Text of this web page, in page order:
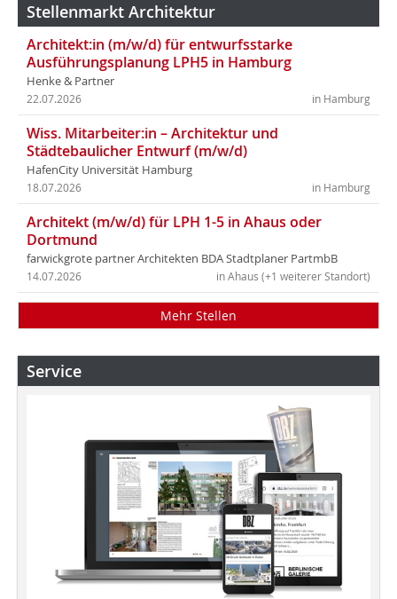
Stellenmarkt Architektur
Architekt:in (m/w/d) für entwurfsstarke
Ausführungsplanung LPH5 in Hamburg
Henke & Partner
in Hamburg
22.07.2026
Wiss. Mitarbeiter:in – Architektur und
Städtebaulicher Entwurf (m/w/d)
HafenCity Universität Hamburg
in Hamburg
18.07.2026
Architekt (m/w/d) für LPH 1-5 in Ahaus oder
Dortmund
farwickgrote partner Architekten BDA Stadtplaner PartmbB
in Ahaus (+1 weiterer Standort)
14.07.2026
Mehr Stellen
Service